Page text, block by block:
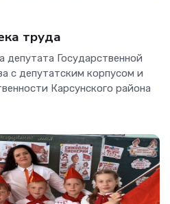
труда
депутата Государственной
с депутатским корпусом и
Карсунского района